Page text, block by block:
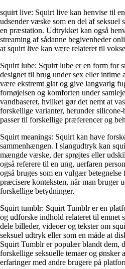
squirt live: Squirt live kan henvise til
udsender væske som en del af seksuel
en præstation. Udtrykket kan også
streaming af sådanne begivenheder
at squirt live kan være relateret til
Squirt lube: Squirt lube er en form for
designet til brug under sex eller intime
være ekstremt glat og give langvarig
fornøjelsen og komforten under
vandbaseret, hvilket gør det nemt at
forskellige varianter, herunder
passer til forskellige præferencer og
Squirt meanings: Squirt kan have
sammenhængen. I slangudtryk kan
mængde væske, der sprøjtes eller
også referere til en ung, uerfaren
også bruges som en vulgær
præcisere konteksten, når man bruger
forskellige betydninger.
Squirt tumblr: Squirt Tumblr er en
og udforske indhold relateret til emnet
dele billeder, videoer og tekster om
seksuel udtryk eller som en måde at
Squirt Tumblr er populær blandt dem,
forskellige seksuelle temaer og ønsker
erfaringer med andre brugere på